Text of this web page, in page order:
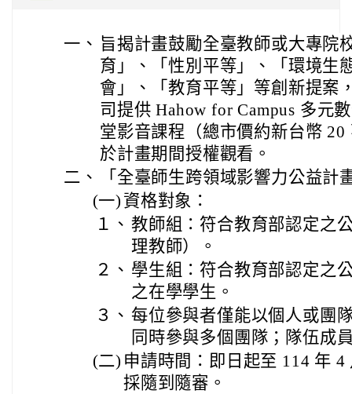
一、 旨揭計畫鼓勵全臺教師或大專院
育」、「性別平等」、「環境生
會」、「教育平等」等創新提案
司提供 Hahow for Campus 多元
堂影音課程（總市價約新台幣
於計畫期間授權觀看。
二、
「全臺師生跨領域影響力公益計
(一) 資格對象：
１、 教師組：符合教育部認定之
理教師）。
２、 學生組：符合教育部認定之
之在學學生。
３、 每位參與者僅能以個人或團
同時參與多個團隊；隊伍成
(二) 申請時間：即日起至 114 年
採隨到隨審。